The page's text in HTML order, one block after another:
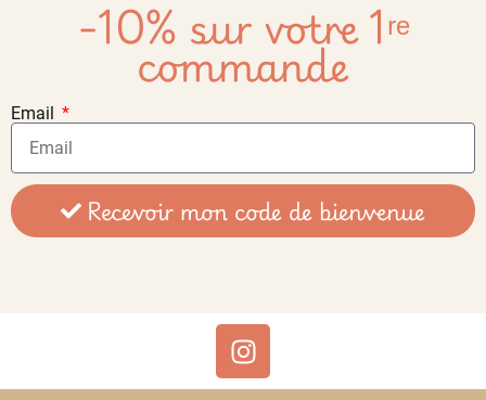
-10% sur votre 1ʳᵉ
commande
Email
Recevoir mon code de bienvenue